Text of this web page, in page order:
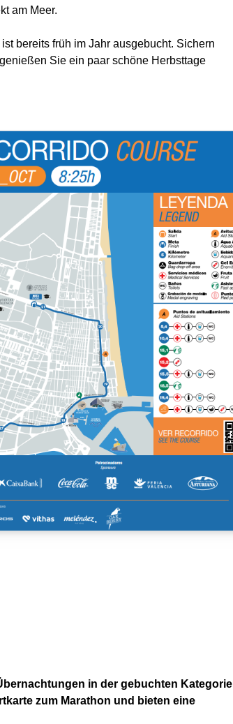
am Meer.
bereits früh im Jahr ausgebucht. Sichern
Sie ein paar schöne Herbsttage
in der gebuchten
zum Marathon und bieten eine